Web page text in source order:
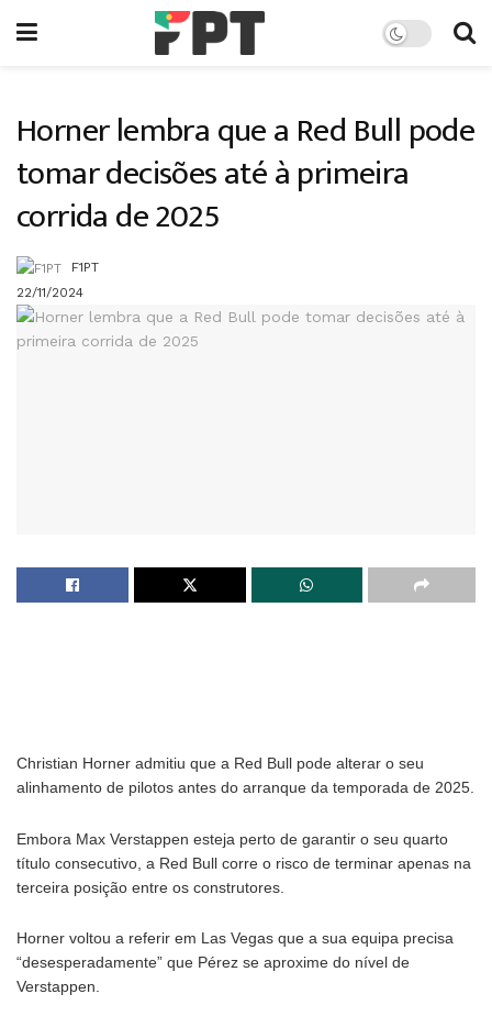
Horner lembra que a Red Bull pode
tomar decisões até à primeira
corrida de 2025
F1PT
22/11/2024
Christian Horner admitiu que a Red Bull pode alterar o seu
alinhamento de pilotos antes do arranque da temporada de 2025.
Embora Max Verstappen esteja perto de garantir o seu quarto
título consecutivo, a Red Bull corre o risco de terminar apenas na
terceira posição entre os construtores.
Horner voltou a referir em Las Vegas que a sua equipa precisa
“desesperadamente” que Pérez se aproxime do nível de
Verstappen.